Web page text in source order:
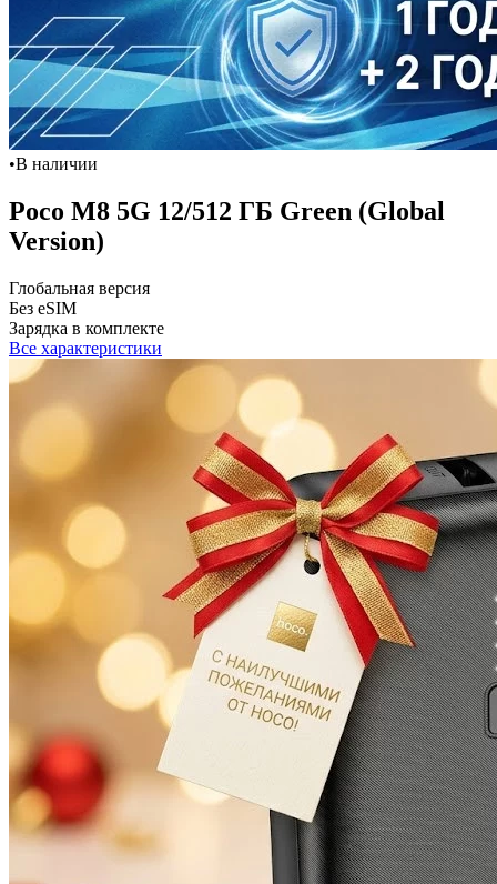
•В наличии
Poco M8 5G 12/512 ГБ Green (Global
Version)
Глобальная версия
Без eSIM
Зарядка в комплекте
Все характеристики